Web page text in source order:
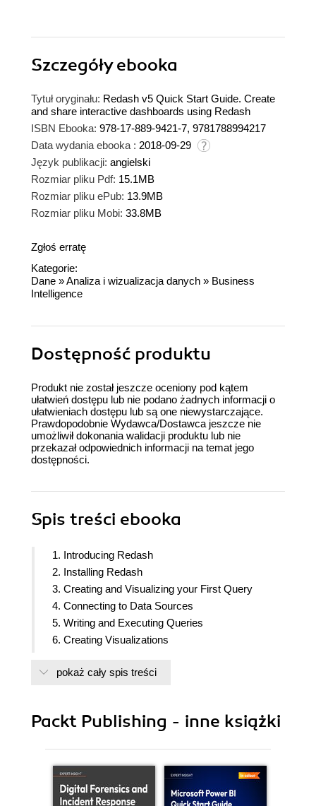
Szczegółyebooka
Tytuł oryginału: Redash v5 Quick Start Guide. Create
and share interactive dashboards using Redash
ISBN Ebooka: 978-17-889-9421-7, 9781788994217
Data wydania ebooka : 2018-09-29
Język publikacji: angielski
Rozmiar pliku Pdf: 15.1MB
Rozmiar pliku ePub: 13.9MB
Rozmiar pliku Mobi: 33.8MB
Zgłoś erratę
Kategorie:
Dane »Analiza i wizualizacja danych » Business
Intelligence
Dostępność produktu
Produkt nie został jeszcze oceniony pod kątem
ułatwień dostępu lub nie podano żadnych informacji o
ułatwieniach dostępu lub są one niewystarczające.
Prawdopodobnie Wydawca/Dostawca jeszcze nie
umożliwił dokonania walidacji produktu lub nie
przekazał odpowiednich informacji na temat jego
dostępności.
Spis treści ebooka
1. Introducing Redash
2. Installing Redash
3. Creating and Visualizing your First Query
4. Connecting to Data Sources
5. Writing and Executing Queries
6. Creating Visualizations
8. Customizing Redash
pokaż cały spis treści
Packt Publishing - inne książki